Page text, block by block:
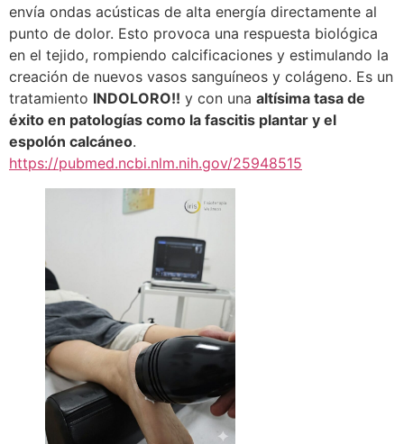
envía ondas acústicas de alta energía directamente al
punto de dolor. Esto provoca una respuesta biológica
en el tejido, rompiendo calcificaciones y estimulando la
creación de nuevos vasos sanguíneos y colágeno. Es un
tratamiento INDOLORO!! y con una altísima tasa de
éxito en patologías como la fascitis plantar y el
espolón calcáneo.
https://pubmed.ncbi.nlm.nih.gov/25948515